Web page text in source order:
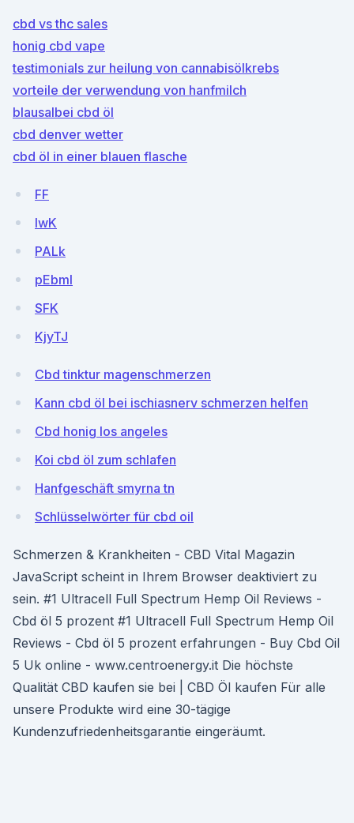
cbd vs thc sales
honig cbd vape
testimonials zur heilung von cannabisölkrebs
vorteile der verwendung von hanfmilch
blausalbei cbd öl
cbd denver wetter
cbd öl in einer blauen flasche
FF
IwK
PALk
pEbml
SFK
KjyTJ
Cbd tinktur magenschmerzen
Kann cbd öl bei ischiasnerv schmerzen helfen
Cbd honig los angeles
Koi cbd öl zum schlafen
Hanfgeschäft smyrna tn
Schlüsselwörter für cbd oil
Schmerzen & Krankheiten - CBD Vital Magazin
JavaScript scheint in Ihrem Browser deaktiviert zu
sein. #1 Ultracell Full Spectrum Hemp Oil Reviews -
Cbd öl 5 prozent #1 Ultracell Full Spectrum Hemp Oil
Reviews - Cbd öl 5 prozent erfahrungen - Buy Cbd Oil
5 Uk online - www.centroenergy.it Die höchste
Qualität CBD kaufen sie bei | CBD Öl kaufen Für alle
unsere Produkte wird eine 30-tägige
Kundenzufriedenheitsgarantie eingeräumt.